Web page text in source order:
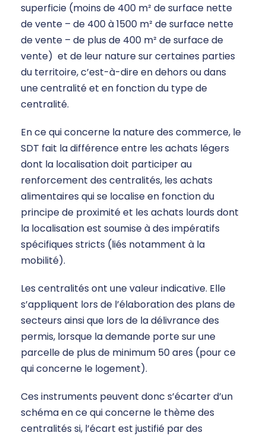
superficie (moins de 400 m² de surface nette
de vente – de 400 à 1500 m² de surface nette
de vente – de plus de 400 m² de surface de
vente) et de leur nature sur certaines parties
du territoire, c’est-à-dire en dehors ou dans
une centralité et en fonction du type de
centralité.
En ce qui concerne la nature des commerce, le
SDT fait la différence entre les achats légers
dont la localisation doit participer au
renforcement des centralités, les achats
alimentaires qui se localise en fonction du
principe de proximité et les achats lourds dont
la localisation est soumise à des impératifs
spécifiques stricts (liés notamment à la
mobilité).
Les centralités ont une valeur indicative. Elle
s’appliquent lors de l’élaboration des plans de
secteurs ainsi que lors de la délivrance des
permis, lorsque la demande porte sur une
parcelle de plus de minimum 50 ares (pour ce
qui concerne le logement).
Ces instruments peuvent donc s’écarter d’un
schéma en ce qui concerne le thème des
centralités si, l’écart est justifié par des